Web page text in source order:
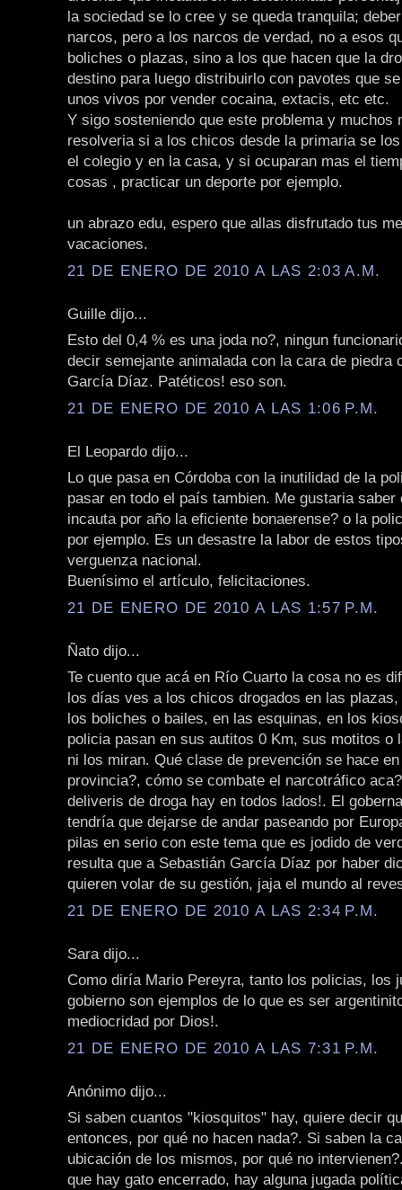
la sociedad se lo cree y se queda tranquila;
narcos, pero a los narcos de verdad, no a esos
boliches o plazas, sino a los que hacen que la
destino para luego distribuirlo con pavotes que
unos vivos por vender cocaina, extacis, etc etc.
Y sigo sosteniendo que este problema y muchos
resolveria si a los chicos desde la primaria se
el colegio y en la casa, y si ocuparan mas el
cosas , practicar un deporte por ejemplo.
un abrazo edu, espero que allas disfrutado tus
vacaciones.
21 DE ENERO DE 2010 A LAS 2:03 A.M.
Guille dijo...
Esto del 0,4 % es una joda no?, ningun
decir semejante animalada con la cara de piedra
García Díaz. Patéticos! eso son.
21 DE ENERO DE 2010 A LAS 1:06 P.M.
El Leopardo dijo...
Lo que pasa en Córdoba con la inutilidad de la
pasar en todo el país tambien. Me gustaria saber
incauta por año la eficiente bonaerense? o la
por ejemplo. Es un desastre la labor de estos
verguenza nacional.
Buenísimo el artículo, felicitaciones.
21 DE ENERO DE 2010 A LAS 1:57 P.M.
Ñato dijo...
Te cuento que acá en Río Cuarto la cosa no es
los días ves a los chicos drogados en las
los boliches o bailes, en las esquinas, en los
policia pasan en sus autitos 0 Km, sus motitos o
ni los miran. Qué clase de prevención se hace
provincia?, cómo se combate el narcotráfico
deliveris de droga hay en todos lados!. El
tendría que dejarse de andar paseando por
pilas en serio con este tema que es jodido de
resulta que a Sebastián García Díaz por haber
quieren volar de su gestión, jaja el mundo al
21 DE ENERO DE 2010 A LAS 2:34 P.M.
Sara dijo...
Como diría Mario Pereyra, tanto los policias, los
gobierno son ejemplos de lo que es ser
mediocridad por Dios!.
21 DE ENERO DE 2010 A LAS 7:31 P.M.
Anónimo dijo...
Si saben cuantos "kiosquitos" hay, quiere decir
entonces, por qué no hacen nada?. Si saben la
ubicación de los mismos, por qué no
que hay gato encerrado, hay alguna jugada